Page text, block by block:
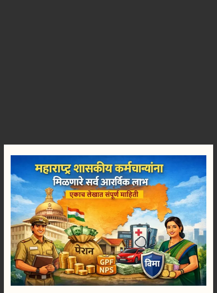
शासकीय
कर्मचाऱ्यांना
मिळणारे
सर्व
आर्थिक
लाभ
–
एकाच
लेखात
संपूर्ण
माहिती